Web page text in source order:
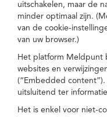
uitschakelen, maar de
minder optimaal zijn.
van de cookie-
van uw browser.)
Het platform Meldpunt
websites en
(“Embedded
uitsluitend ter
Het is enkel voor niet-